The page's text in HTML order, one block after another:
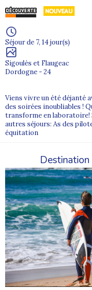
Séjour de 7, 14 jour(s)
Sigoulès et Flaugeac
Dordogne - 24
Viens vivre un été déjanté
des soirées inoubliables !
transforme en laboratoire!
autres séjours: As des
équitation